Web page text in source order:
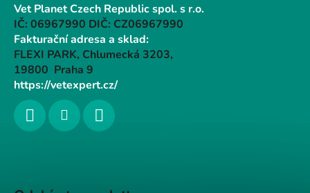
Vet Planet Czech Republic spol. s r.o.
IČ: 06967990 DIČ: CZ06967990
Fakturační adresa a sklad:
FLEXI PARK, Chlumecká 3203,
19800 Praha 9
https://vetexpert.cz/